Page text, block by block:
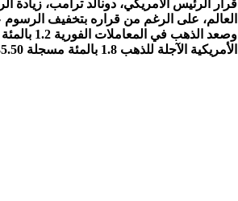
قرار الرئيس الأمريكي، دونالد ترامب،
العالم، على الرغم من قراره بتخفيف
الأمريكية الآجلة للذهب 1.8 بالمئة مسجلة 3135.50 دولار.